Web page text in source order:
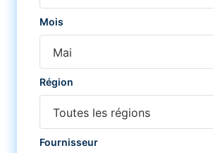
Mois
Mai
Région
Toutes les régions
Fournisseur